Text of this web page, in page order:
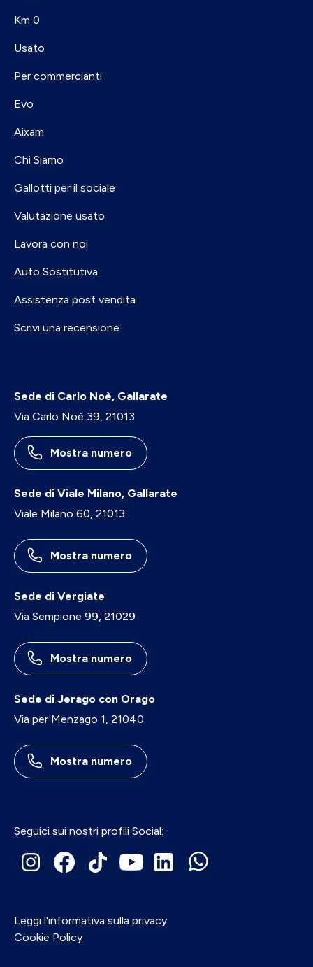
Km 0
Usato
Per commercianti
Evo
Aixam
Chi Siamo
Gallotti per il sociale
Valutazione usato
Lavora con noi
Auto Sostitutiva
Assistenza post vendita
Scrivi una recensione
Sede di Carlo Noè, Gallarate
Via Carlo Noè 39, 21013
Mostra numero
Sede di Viale Milano, Gallarate
Viale Milano 60, 21013
Mostra numero
Sede di Vergiate
Via Sempione 99, 21029
Mostra numero
Sede di Jerago con Orago
Via per Menzago 1, 21040
Mostra numero
Seguici sui nostri profili Social:
Leggi l'informativa sulla privacy
Cookie Policy